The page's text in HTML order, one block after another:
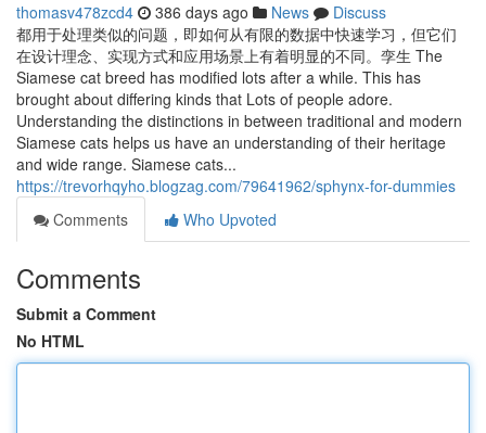
thomasv478zcd4 386 days ago News
Discuss
都用于处理类似的问题，即如何从有限的数据中快速学习，但它们
在设计理念、实现方式和应用场景上有着明显的不同。孪生 The
Siamese cat breed has modified lots after a while. This has
brought about differing kinds that Lots of people adore.
Understanding the distinctions in between traditional and modern
Siamese cats helps us have an understanding of their heritage
and wide range. Siamese cats...
https://trevorhqyho.blogzag.com/79641962/sphynx-for-dummies
Comments
Who Upvoted
Comments
Submit a Comment
No HTML